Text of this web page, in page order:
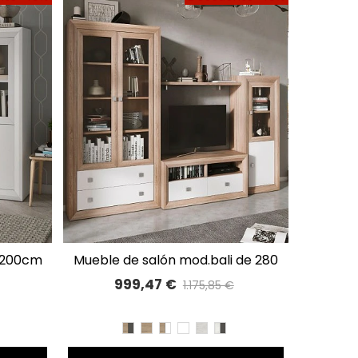
PIZARRA
A LISTA DE DESEOS
mueble de salón mod.bali de 280
cm
999,47 € 1.175,85 €
CAMBRIAN/PIZARRA
CAMBRIAN
CAMBRIAN/BLANCO
BLANCO
TIBETTIBET/PIZARRA